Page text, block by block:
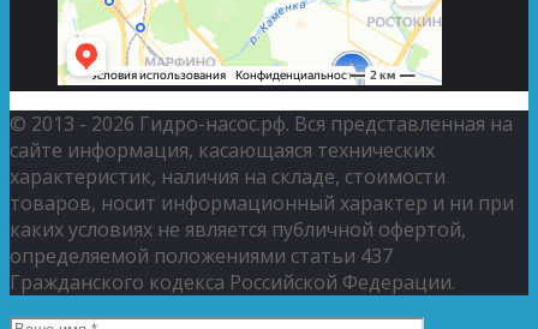
© 2013 - 2026 Гидро-насос.рф. Вся представленная на
сайте информация, касающаяся технических
характеристик, наличия на складе, стоимости
товаров, носит информационный характер и ни при
каких условиях не является публичной офертой,
определяемой положениями статьи 437
Гражданского кодекса Российской Федерации.